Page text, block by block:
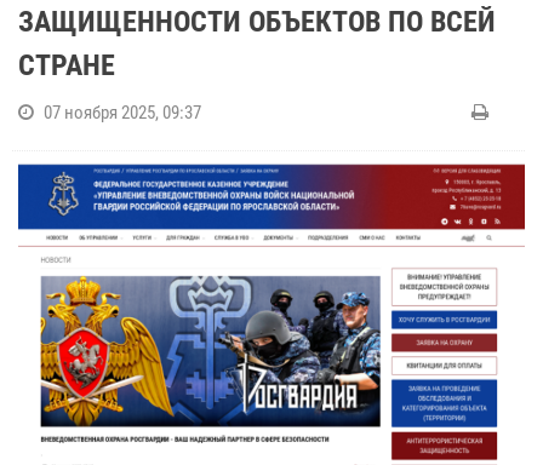
ЗАЩИЩЕННОСТИ ОБЪЕКТОВ ПО ВСЕЙ
СТРАНЕ
07 ноября 2025, 09:37